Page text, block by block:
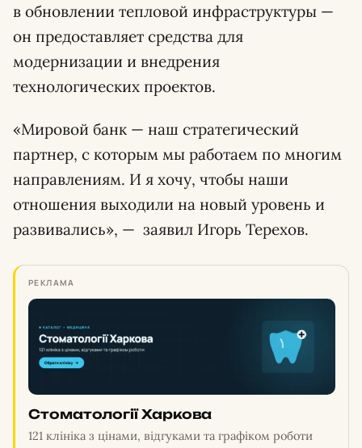
в обновлении тепловой инфраструктуры —
он предоставляет средства для
модернизации и внедрения
технологических проектов.
«Мировой банк — наш стратегический
партнер, с которым мы работаем по многим
направлениям. И я хочу, чтобы наши
отношения выходили на новый уровень и
развивались», — заявил Игорь Терехов.
РЕКЛАМА
Стоматології Харкова
121 клініка з цінами, відгуками та графіком роботи